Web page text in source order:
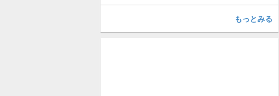
もっとみる